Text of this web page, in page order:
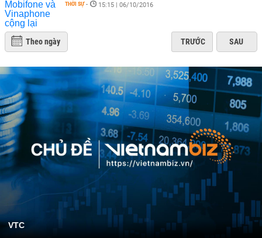
THỜI SỰ - 15:15 | 06/10/2016
Theo ngày TRƯỚC SAU
VTC